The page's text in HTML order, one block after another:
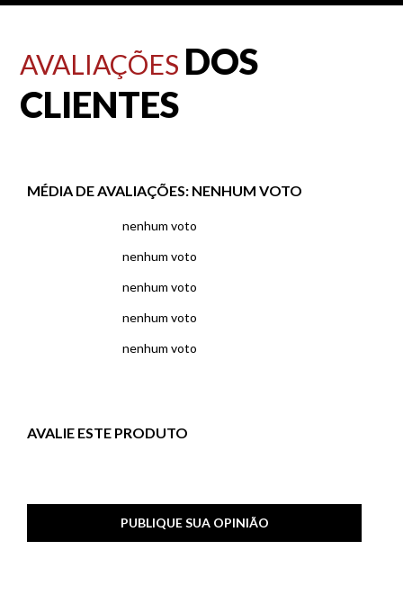
AVALIAÇÕES DOS
CLIENTES
MÉDIA DE AVALIAÇÕES: NENHUM VOTO
nenhum voto
nenhum voto
nenhum voto
nenhum voto
nenhum voto
AVALIE ESTE PRODUTO
PUBLIQUE SUA OPINIÃO